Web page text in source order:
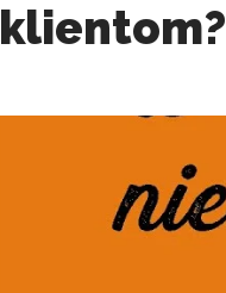
klientom?